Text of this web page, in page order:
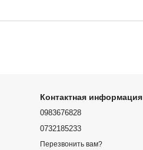
Контактная информация
0983676828
0732185233
Перезвонить вам?